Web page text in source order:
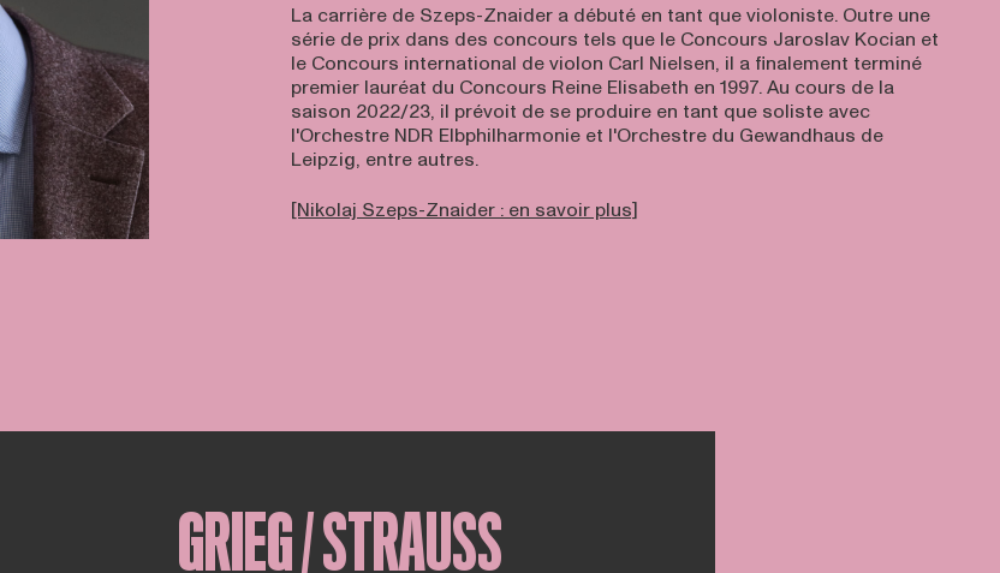
La carrière de Szeps-Znaider a débuté en tant que violoniste. Outre une
série de prix dans des concours tels que le Concours Jaroslav Kocian et
le Concours international de violon Carl Nielsen, il a finalement terminé
premier lauréat du Concours Reine Elisabeth en 1997. Au cours de la
saison 2022/23, il prévoit de se produire en tant que soliste avec
l'Orchestre NDR Elbphilharmonie et l'Orchestre du Gewandhaus de
Leipzig, entre autres.
[Nikolaj Szeps-Znaider : en savoir plus]
GRIEG / STRAUSS